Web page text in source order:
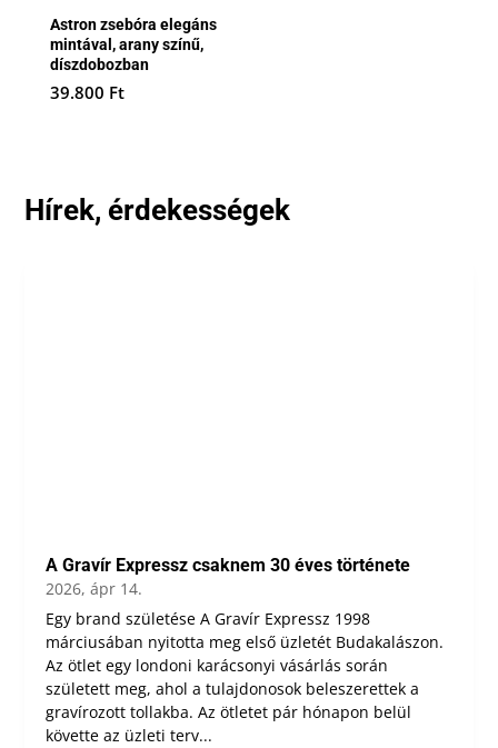
Astron zsebóra elegáns
mintával, arany színű,
díszdobozban
39.800 Ft
Hírek, érdekességek
A Gravír Expressz csaknem 30 éves története
2026, ápr 14.
Egy brand születése A Gravír Expressz 1998
márciusában nyitotta meg első üzletét Budakalászon.
Az ötlet egy londoni karácsonyi vásárlás során
született meg, ahol a tulajdonosok beleszerettek a
gravírozott tollakba. Az ötletet pár hónapon belül
követte az üzleti terv...